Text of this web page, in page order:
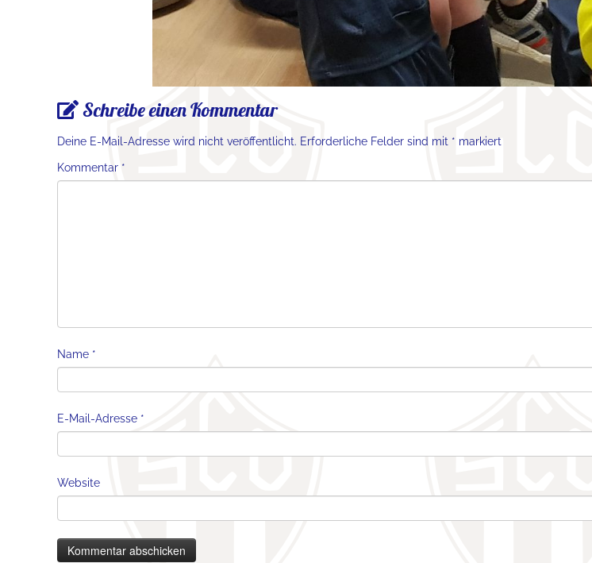
Schreibe einen Kommentar
Deine E-Mail-Adresse wird nicht veröffentlicht. Erforderliche Felder sind mit * markiert
Kommentar *
Name *
E-Mail-Adresse *
Website